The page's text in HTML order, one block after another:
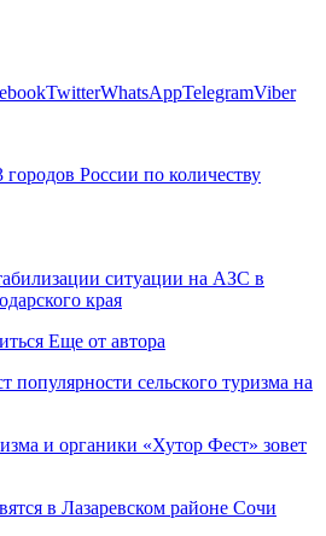
TwitterWhatsAppTelegramViber
России по количеству
ситуации на АЗС в
края
Еще от автора
сельского туризма на
и органики «Хутор Фест» зовет
в Лазаревском районе Сочи